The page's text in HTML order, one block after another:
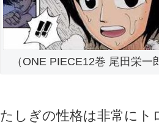
（ONE PIECE12巻 尾田栄一
たしぎの性格は非常にト